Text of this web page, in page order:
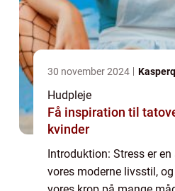
30 november 2024
Hudpleje
Få inspiration til
kvinder
Introduktion: Stress er
vores moderne livsstil,